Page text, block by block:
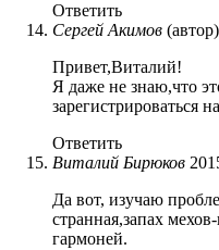
Ответить
Сергей Акимов (автор)
Привет,Виталий!
Я даже не знаю,что
зарегистрироваться
Ответить
Виталий Бирюков
Да вот, изучаю
странная,запах
гармоней.